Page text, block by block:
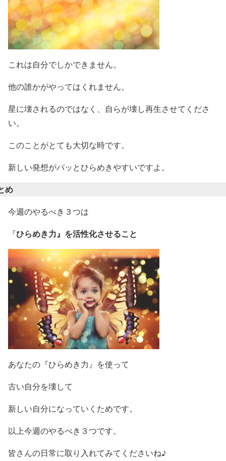
これは自分でしかできません。
他の誰かがやってはくれません。
星に壊されるのではなく、自らが壊し再生させてくださ
い。
このことがとても大切な時です。
新しい発想がパッとひらめきやすいですよ。
め
今週のやるべき３つは
『ひらめき力』を活性化させること
あなたの『ひらめき力』を使って
古い自分を壊して
新しい自分になっていくためです。
以上今週のやるべき３つです。
皆さんの日常に取り入れてみてくださいね♪